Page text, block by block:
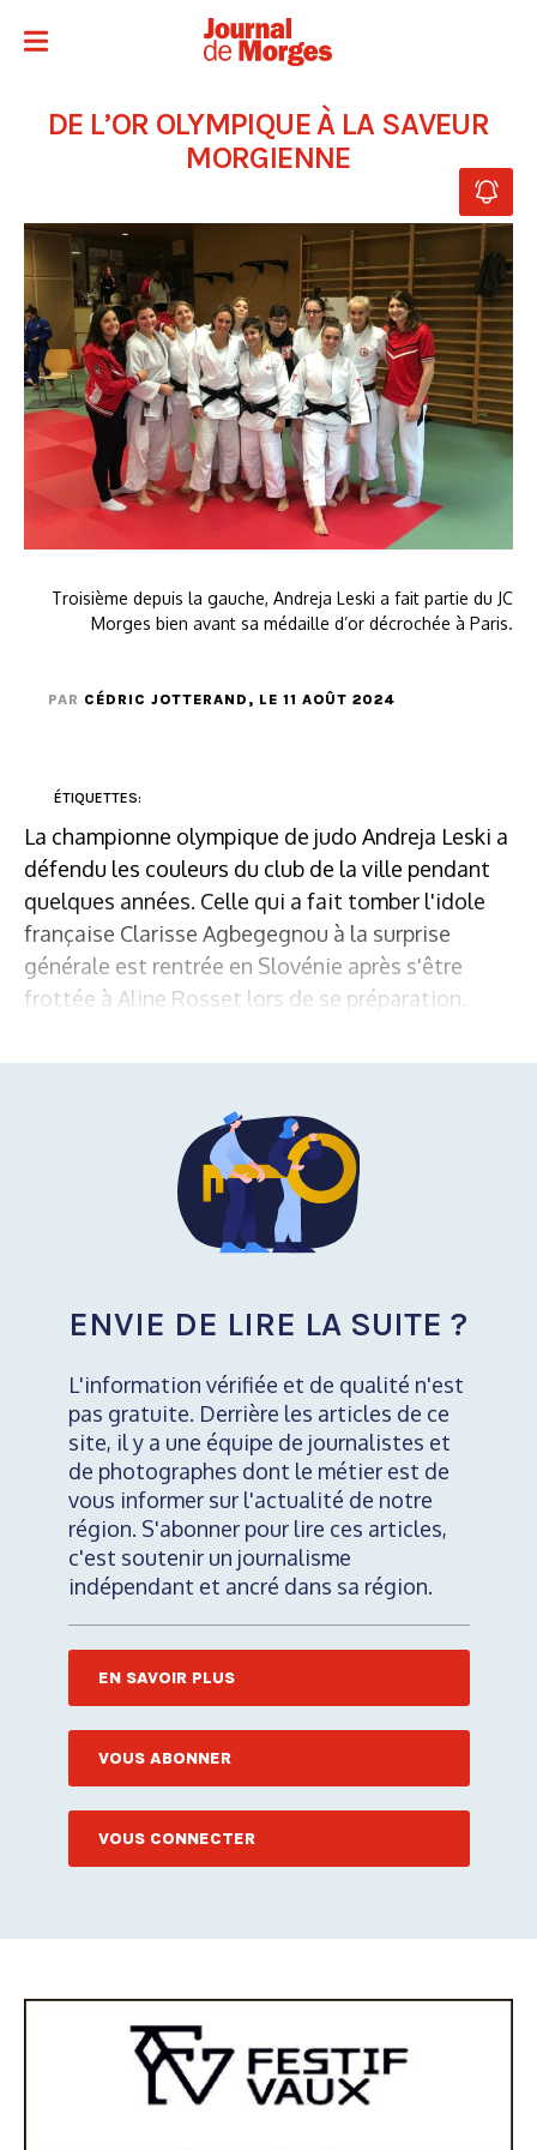
DE L’OR OLYMPIQUE À LA SAVEUR
MORGIENNE
Troisième depuis la gauche, Andreja Leski a fait partie du JC
Morges bien avant sa médaille d’or décrochée à Paris.
PAR CÉDRIC JOTTERAND , LE 11 AOÛT 2024
ÉTIQUETTES:
La championne olympique de judo Andreja Leski a
défendu les couleurs du club de la ville pendant
quelques années. Celle qui a fait tomber l'idole
française Clarisse Agbegegnou à la surprise
générale est rentrée en Slovénie après s'être
frottée à Aline Rosset lors de se préparation.
ENVIE DE LIRE LA SUITE ?
L'information vérifiée et de qualité n'est
pas gratuite. Derrière les articles de ce
site, il y a une équipe de journalistes et
de photographes dont le métier est de
vous informer sur l'actualité de notre
région. S'abonner pour lire ces articles,
c'est soutenir un journalisme
indépendant et ancré dans sa région.
EN SAVOIR PLUS
VOUS ABONNER
VOUS CONNECTER